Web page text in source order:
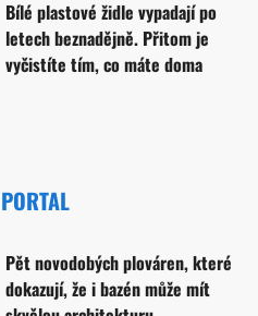
Bílé plastové židle vypadají po
letech beznadějně. Přitom je
vyčistíte tím, co máte doma
Pět novodobých plováren, které
dokazují, že i bazén může mít